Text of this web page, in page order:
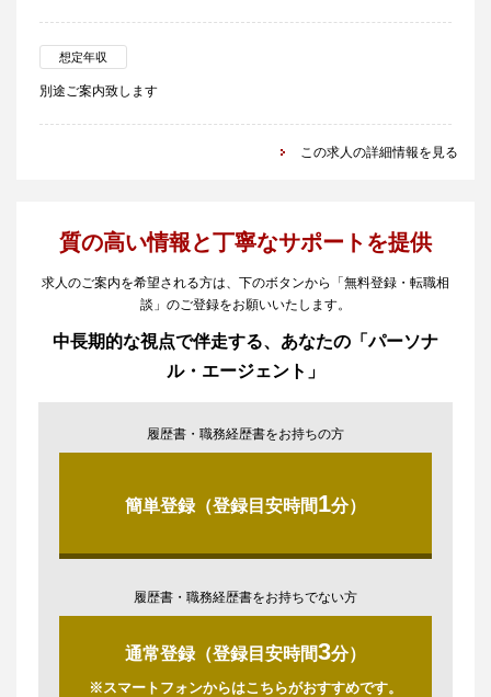
想定年収
別途ご案内致します
この求人の詳細情報を見る
質の高い情報と丁寧なサポートを提供
求人のご案内を希望される方は、下のボタンから「無料登録・転職相
談」のご登録をお願いいたします。
中長期的な視点で伴走する、あなたの「パーソナ
ル・エージェント」
履歴書・職務経歴書をお持ちの方
簡単登録（登録目安時間1分）
履歴書・職務経歴書をお持ちでない方
通常登録（登録目安時間3分）
※スマートフォンからはこちらがおすすめです。